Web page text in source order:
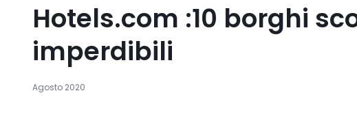
Hotels.com :10 borghi
imperdibili
Agosto 2020